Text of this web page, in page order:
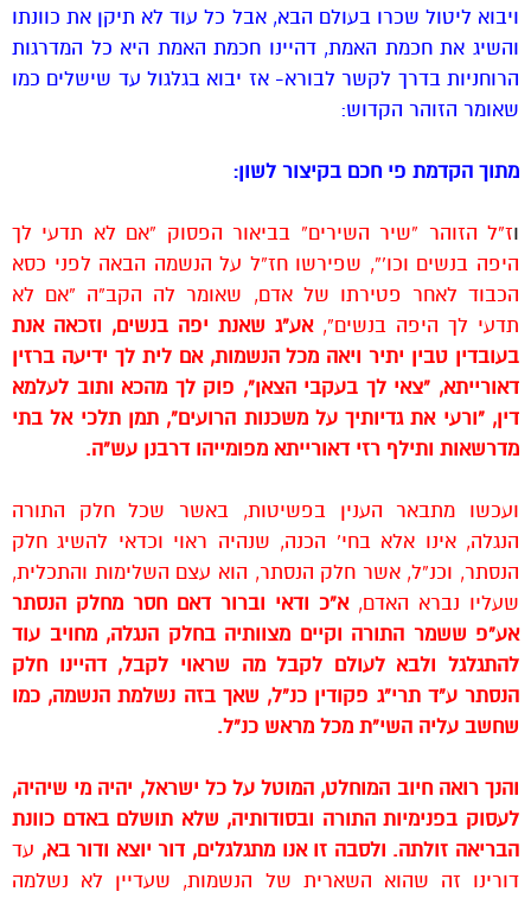
ויבוא ליטול שכרו בעולם הבא, אבל כל עוד לא תיקן את כוונתו
והשיג את חכמת האמת, דהיינו חכמת האמת היא כל המדרגות
הרוחניות בדרך לקשר לבורא- אז יבוא בגלגול עד שישלים כמו
שאומר הזוהר הקדוש:
מתוך הקדמת פי חכם בקיצור לשון:
וז”ל הזוהר “שיר השירים” בביאור הפסוק “אם לא תדעי לך
היפה בנשים וכו'”, שפירשו חז”ל על הנשמה הבאה לפני כסא
הכבוד לאחר פטירתו של אדם, שאומר לה הקב”ה “אם לא
תדעי לך היפה בנשים”,אע”ג שאנת יפה בנשים, וזכאה אנת
בעובדין טבין יתיר ויאה מכל הנשמות, אם לית לך ידיעה ברזין
דאורייתא, “צאי לך בעקבי הצאן”, פוק לך מהכא ותוב לעלמא
דין, “ורעי את גדיותיך על משכנות הרועים”, תמן תלכי אל בתי
מדרשאות ותילף רזי דאורייתא מפומייהו דרבנן עש”ה.
ועכשו מתבאר הענין בפשיטות, באשר שכל חלק התורה
הנגלה, אינו אלא בחי’ הכנה, שנהיה ראוי וכדאי להשיג חלק
הנסתר, וכנ”ל, אשר חלק הנסתר, הוא עצם השלימות והתכלית,
שעליו נברא האדם,א”כ ודאי וברור דאם חסר מחלק הנסתר
אע”פ ששמר התורה וקיים מצוותיה בחלק הנגלה, מחויב עוד
להתגלגל ולבא לעולם לקבל מה שראוי לקבל, דהיינו חלק
הנסתר ע”ד תרי”ג פקודין כנ”ל, שאך בזה נשלמת הנשמה, כמו
שחשב עליה השי”ת מכל מראש כנ”ל.
והנך רואה חיוב המוחלט, המוטל על כל ישראל, יהיה מי שיהיה,
לעסוק בפנימיות התורה ובסודותיה, שלא תושלם באדם כוונת
הבריאה זולתה. ולסבה זו אנו מתגלגלים, דור יוצא ודור בא, עד
דורינו זה שהוא השארית של הנשמות, שעדיין לא נשלמה